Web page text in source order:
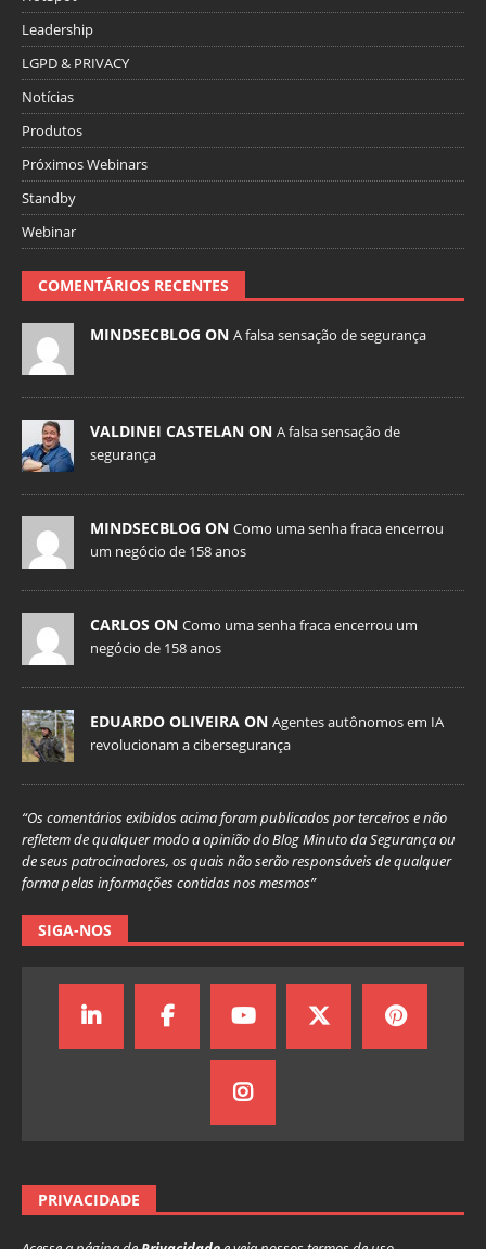
Leadership
LGPD & PRIVACY
Notícias
Produtos
Próximos Webinars
Standby
Webinar
COMENTÁRIOS RECENTES
MINDSECBLOG ON A falsa sensação de segurança
VALDINEI CASTELAN ON A falsa sensação de
segurança
MINDSECBLOG ON Como uma senha fraca encerrou
um negócio de 158 anos
CARLOS ON Como uma senha fraca encerrou um
negócio de 158 anos
EDUARDO OLIVEIRA ON Agentes autônomos em IA
revolucionam a cibersegurança
“Os comentários exibidos acima foram publicados por terceiros e não
refletem de qualquer modo a opinião do Blog Minuto da Segurança ou
de seus patrocinadores, os quais não serão responsáveis de qualquer
forma pelas informações contidas nos mesmos”
SIGA-NOS
PRIVACIDADE